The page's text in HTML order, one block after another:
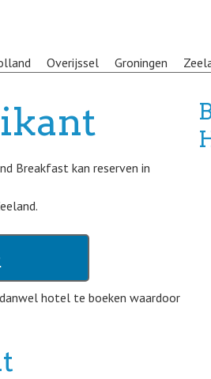
Overijssel Groningen
Breakfast kan reserven in
hotel te boeken waardoor